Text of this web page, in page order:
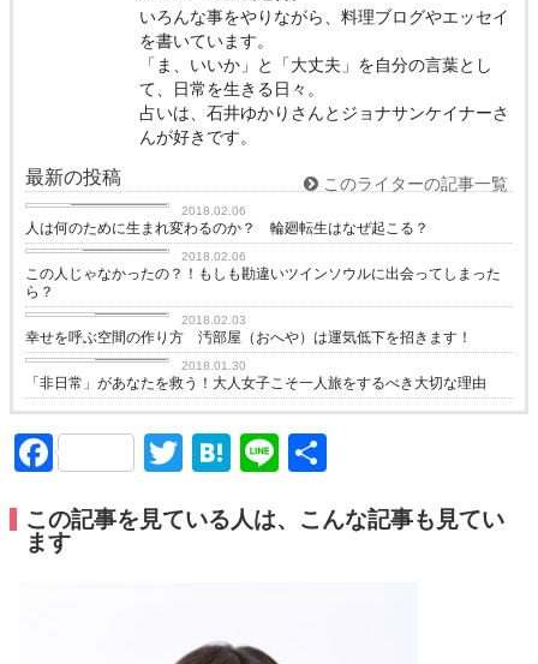
いろんな事をやりながら、料理ブログやエッセイ
を書いています。
「ま、いいか」と「大丈夫」を自分の言葉とし
て、日常を生きる日々。
占いは、石井ゆかりさんとジョナサンケイナーさ
んが好きです。
最新の投稿 このライターの記事一覧
2018.02.06
人は何のために生まれ変わるのか？ 輪廻転生はなぜ起こる？
ソウルメイト
2018.02.06
この人じゃなかったの？！もしも勘違いツインソウルに出会ってしまった
ら？
恋に効く♡
2018.02.03
幸せを呼ぶ空間の作り方 汚部屋（おへや）は運気低下を招きます！
恋に効く♡
2018.01.30
「非日常」があなたを救う！大人女子こそ一人旅をするべき大切な理由
FacebookTwitter
Hatena
Line
この記事を見ている人は、こんな記事も見てい
ます